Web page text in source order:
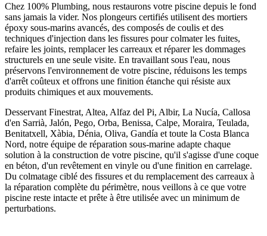
Chez 100% Plumbing, nous restaurons votre piscine depuis le fond
sans jamais la vider. Nos plongeurs certifiés utilisent des mortiers
époxy sous-marins avancés, des composés de coulis et des
techniques d'injection dans les fissures pour colmater les fuites,
refaire les joints, remplacer les carreaux et réparer les dommages
structurels en une seule visite. En travaillant sous l'eau, nous
préservons l'environnement de votre piscine, réduisons les temps
d'arrêt coûteux et offrons une finition étanche qui résiste aux
produits chimiques et aux mouvements.
Desservant Finestrat, Altea, Alfaz del Pi, Albir, La Nucía, Callosa
d'en Sarrià, Jalón, Pego, Orba, Benissa, Calpe, Moraira, Teulada,
Benitatxell, Xàbia, Dénia, Oliva, Gandía et toute la Costa Blanca
Nord, notre équipe de réparation sous-marine adapte chaque
solution à la construction de votre piscine, qu'il s'agisse d'une coque
en béton, d'un revêtement en vinyle ou d'une finition en carrelage.
Du colmatage ciblé des fissures et du remplacement des carreaux à
la réparation complète du périmètre, nous veillons à ce que votre
piscine reste intacte et prête à être utilisée avec un minimum de
perturbations.